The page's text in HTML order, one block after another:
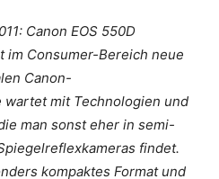
Canon EOS 550D
im Consumer-Bereich neue
Canon-
wartet mit Technologien und
man sonst eher in semi-
findet.
kompaktes Format und